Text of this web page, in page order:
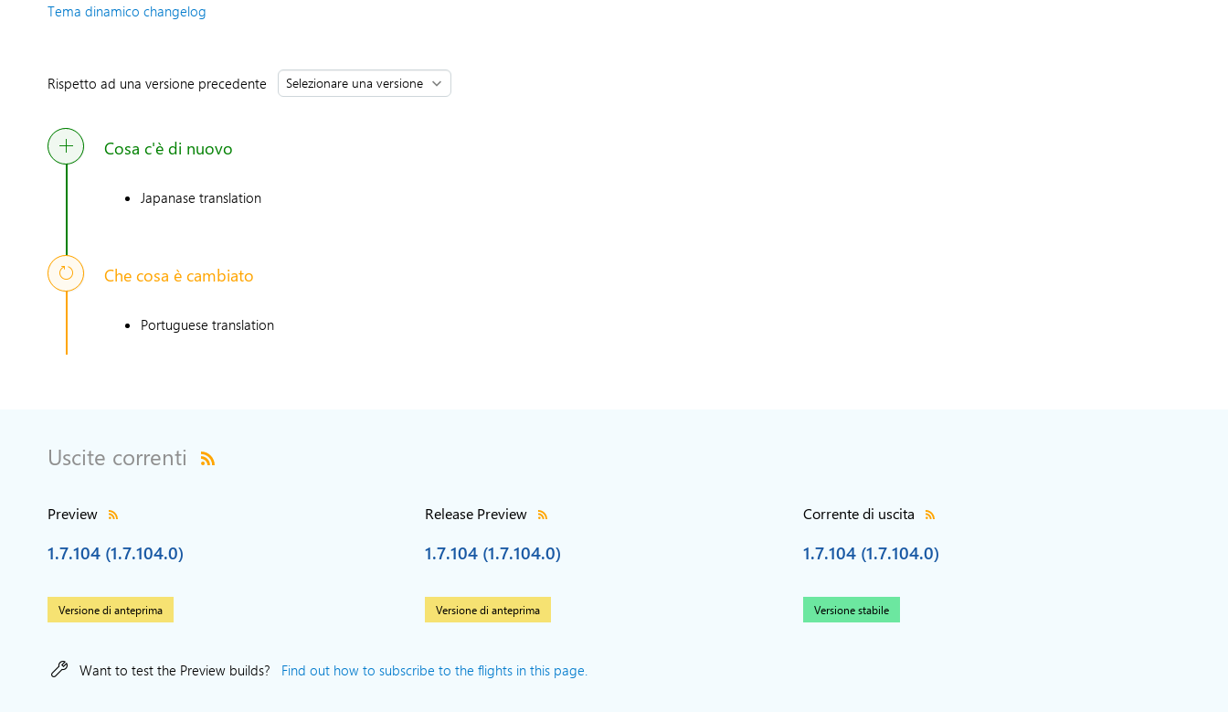
Tema dinamico changelog
Rispetto ad una versione precedente
Cosa c'è di nuovo
Japanase translation
Che cosa è cambiato
Portuguese translation
Uscite correnti
Preview
1.7.104 (1.7.104.0)
Versione di anteprima
Release Preview
1.7.104 (1.7.104.0)
Versione di anteprima
Corrente di uscita
1.7.104 (1.7.104.0)
Versione stabile
Want to test the Preview builds? Find out how to subscribe to the flights in this page.